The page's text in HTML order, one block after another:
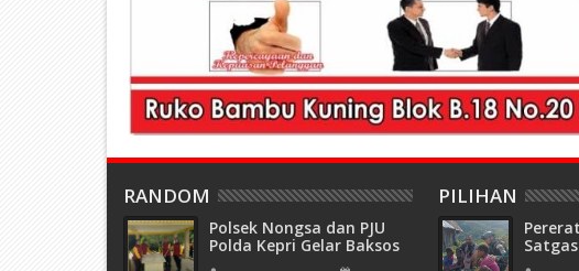
RANDOM
Polsek Nongsa dan PJU
Polda Kepri Gelar Baksos
dan Ziarah di Makam
PILIHAN
Sakti